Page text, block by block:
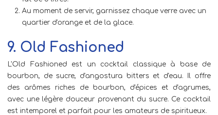
Au moment de servir, garnissez chaque verre avec un
quartier d'orange et de la glace.
9. Old Fashioned
L'Old Fashioned est un cocktail classique à base de
bourbon, de sucre, d'angostura bitters et d'eau. Il offre
des arômes riches de bourbon, d'épices et d'agrumes,
avec une légère douceur provenant du sucre. Ce cocktail
est intemporel et parfait pour les amateurs de spiritueux.